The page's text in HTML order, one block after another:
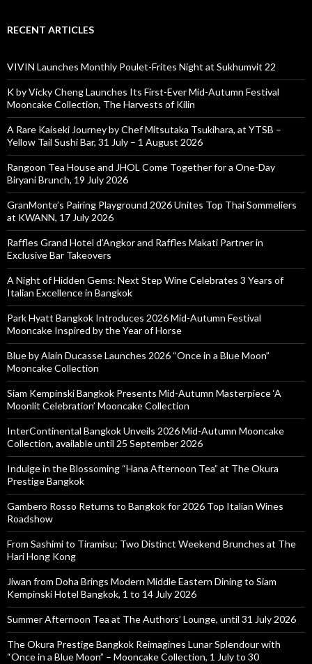
RECENT ARTICLES
VIVIN Launches Monthly Poulet-Frites Night at Sukhumvit 22
K by Vicky Cheng Launches Its First-Ever Mid-Autumn Festival
Mooncake Collection, The Harvests of Kilin
A Rare Kaiseki Journey by Chef Mitsutaka Tsukihara, at YTSB –
Yellow Tail Sushi Bar, 31 July – 1 August 2026
Rangoon Tea House and JHOL Come Together for a One-Day
Biryani Brunch, 19 July 2026
GranMonte’s Pairing Playground 2026 Unites Top Thai Sommeliers
at KWANN, 17 July 2026
Raffles Grand Hotel d’Angkor and Raffles Makati Partner in
Exclusive Bar Takeovers
A Night of Hidden Gems: Next Step Wine Celebrates 3 Years of
Italian Excellence in Bangkok
Park Hyatt Bangkok Introduces 2026 Mid-Autumn Festival
Mooncake Inspired by the Year of Horse
Blue by Alain Ducasse Launches 2026 “Once in a Blue Moon”
Mooncake Collection
Siam Kempinski Bangkok Presents Mid-Autumn Masterpiece ‘A
Moonlit Celebration’ Mooncake Collection
InterContinental Bangkok Unveils 2026 Mid-Autumn Mooncake
Collection, available until 25 September 2026
Indulge in the Blossoming “Hana Afternoon Tea” at The Okura
Prestige Bangkok
Gambero Rosso Returns to Bangkok for 2026 Top Italian Wines
Roadshow
From Sashimi to Tiramisu: Two Distinct Weekend Brunches at The
Hari Hong Kong
Jiwan from Doha Brings Modern Middle Eastern Dining to Siam
Kempinski Hotel Bangkok, 1 to 14 July 2026
Summer Afternoon Tea at The Authors’ Lounge, until 31 July 2026
The Okura Prestige Bangkok Reimagines Lunar Splendour with
“Once in a Blue Moon” – Mooncake Collection, 1 July to 30